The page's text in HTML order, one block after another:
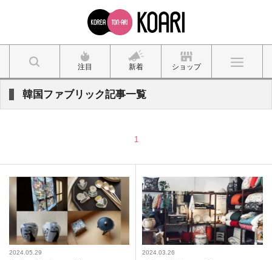
注目 新着 ショップ
韓国ファブリック記事一覧
1
2024.05.29 2024.03.26